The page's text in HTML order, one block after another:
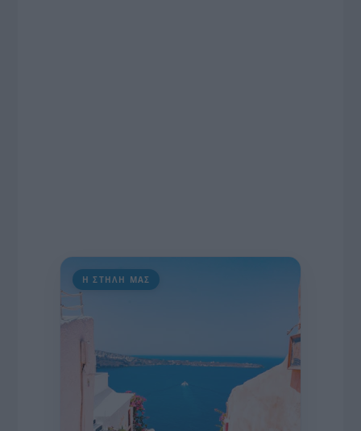
Η ΣΤΗΛΗ ΜΑΣ